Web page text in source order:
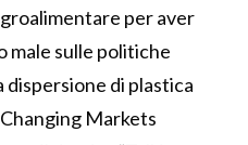
per aver
male sulle politiche
di plastica
Markets